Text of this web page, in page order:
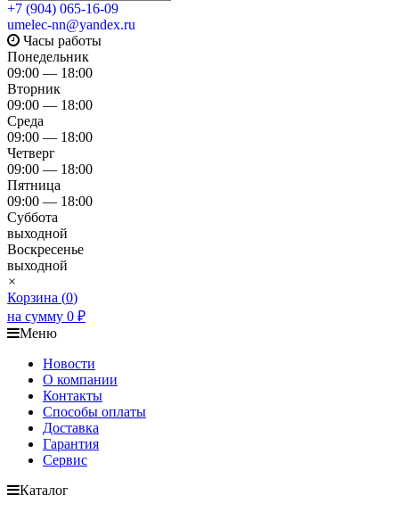
+7 (904) 065-16-09
umelec-nn@yandex.ru
Часы работы
Понедельник
09:00 — 18:00
Вторник
09:00 — 18:00
Среда
09:00 — 18:00
Четверг
09:00 — 18:00
Пятница
09:00 — 18:00
Суббота
выходной
Воскресенье
выходной
×
Корзина (0)
на сумму 0 ₽
Меню
Новости
О компании
Контакты
Способы оплаты
Доставка
Гарантия
Сервис
Каталог